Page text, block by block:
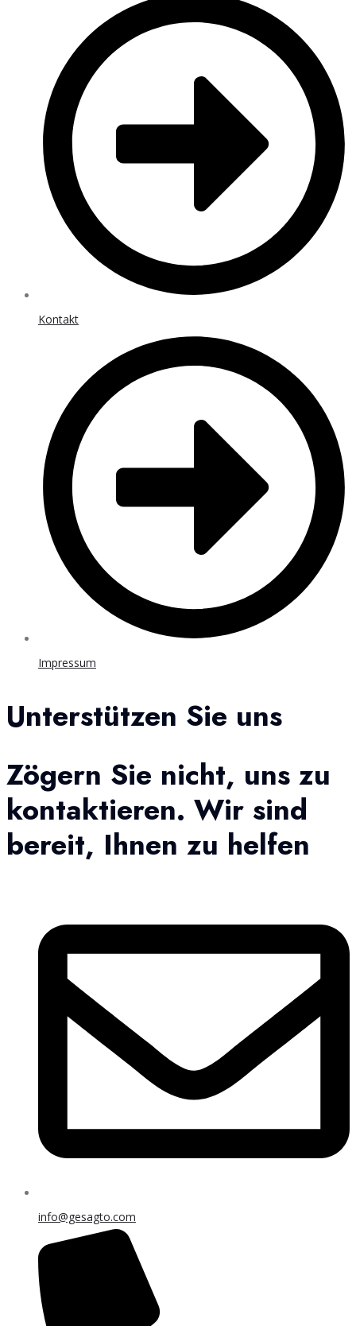
Kontakt
Impressum
Unterstützen Sie uns
Zögern Sie nicht, uns zu
kontaktieren. Wir sind
bereit, Ihnen zu helfen
info@gesagto.com